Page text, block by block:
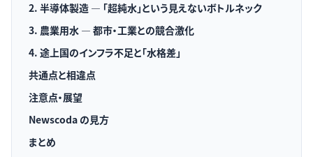
2. 半導体製造 — 「超純水」という見えないボトルネック
3. 農業用水 — 都市・工業との競合激化
4. 途上国のインフラ不足と「水格差」
共通点と相違点
注意点・展望
Newscoda の見方
まとめ